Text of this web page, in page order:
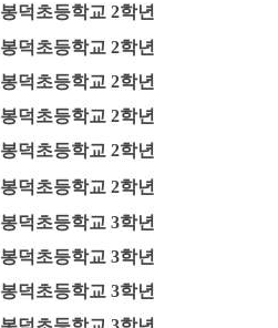
봉덕초등학교 2학년
봉덕초등학교 2학년
봉덕초등학교 2학년
봉덕초등학교 2학년
봉덕초등학교 2학년
봉덕초등학교 2학년
봉덕초등학교 3학년
봉덕초등학교 3학년
봉덕초등학교 3학년